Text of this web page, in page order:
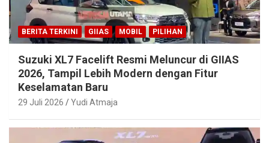
BERITA TERKINI GIIAS MOBIL PILIHAN
Suzuki XL7 Facelift Resmi Meluncur di GIIAS
2026, Tampil Lebih Modern dengan Fitur
Keselamatan Baru
29 Juli 2026 Yudi Atmaja